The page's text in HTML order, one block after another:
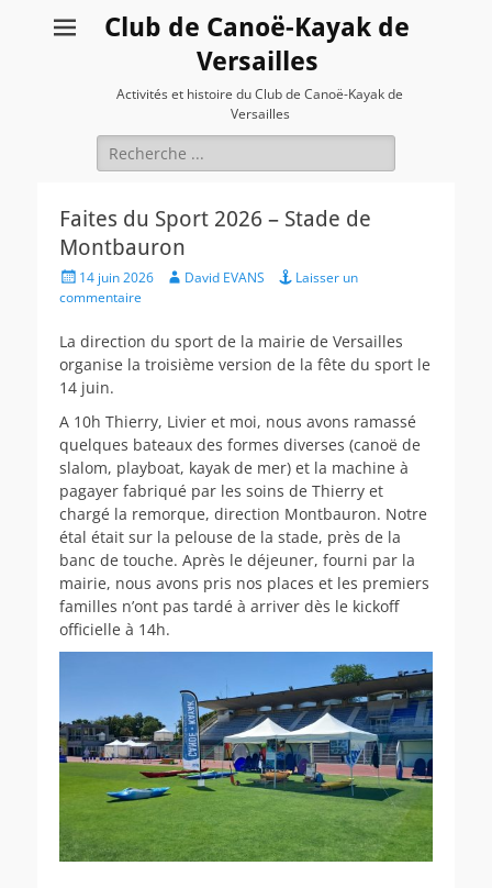
Club de Canoë-Kayak de
Versailles
Activités et histoire du Club de Canoë-Kayak de
Versailles
Rechercher :
Faites du Sport 2026 – Stade de
Montbauron
Posted
on
14 juin 2026 AuthorDavid EVANS
Laisser un
commentaire
La direction du sport de la mairie de Versailles
organise la troisième version de la fête du sport le
14 juin.
A 10h Thierry, Livier et moi, nous avons ramassé
quelques bateaux des formes diverses (canoë de
slalom, playboat, kayak de mer) et la machine à
pagayer fabriqué par les soins de Thierry et
chargé la remorque, direction Montbauron. Notre
étal était sur la pelouse de la stade, près de la
banc de touche. Après le déjeuner, fourni par la
mairie, nous avons pris nos places et les premiers
familles n’ont pas tardé à arriver dès le kickoff
officielle à 14h.